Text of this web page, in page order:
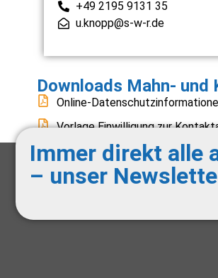
+49 2195 9131 35
u.knopp@s-w-r.de
Downloads Mahn- und
Online-
Vorlage Einwilligung zur
Immer direkt alle
– unser